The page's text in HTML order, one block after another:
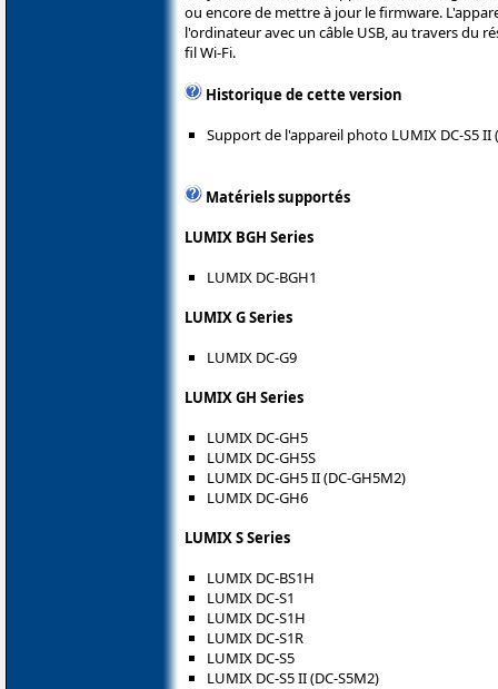
ou encore de mettre à jour le firmware.
l'ordinateur avec un câble USB, au travers du
fil Wi-Fi.
Historique de cette version
Support de l'appareil photo LUMIX DC-S5 II
Matériels supportés
LUMIX BGH Series
LUMIX DC-BGH1
LUMIX G Series
LUMIX DC-G9
LUMIX GH Series
LUMIX DC-GH5
LUMIX DC-GH5S
LUMIX DC-GH5 II (DC-GH5M2)
LUMIX DC-GH6
LUMIX S Series
LUMIX DC-BS1H
LUMIX DC-S1
LUMIX DC-S1H
LUMIX DC-S1R
LUMIX DC-S5
LUMIX DC-S5 II (DC-S5M2)